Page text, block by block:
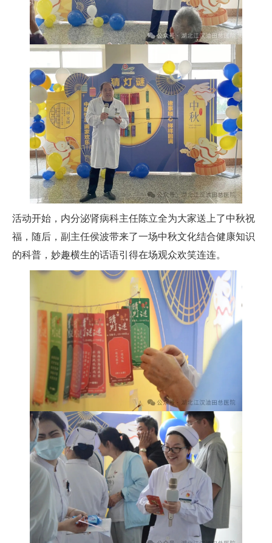
活动开始，内分泌肾病科主任陈立全为大家送上了中秋祝
福，随后，副主任侯波带来了一场中秋文化结合健康知识
的科普，妙趣横生的话语引得在场观众欢笑连连。